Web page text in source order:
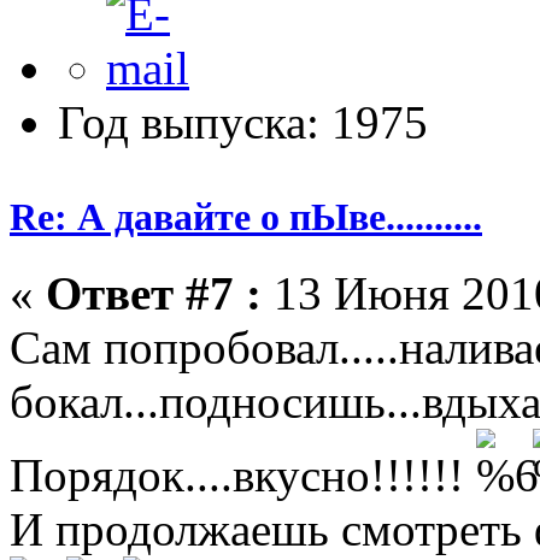
Год выпуска: 1975
Re: А давайте о пЫве..........
« Ответ #7 : 13 Июня
Сам
Порядок....вкусно!!!!!!
И продолжаешь смотреть